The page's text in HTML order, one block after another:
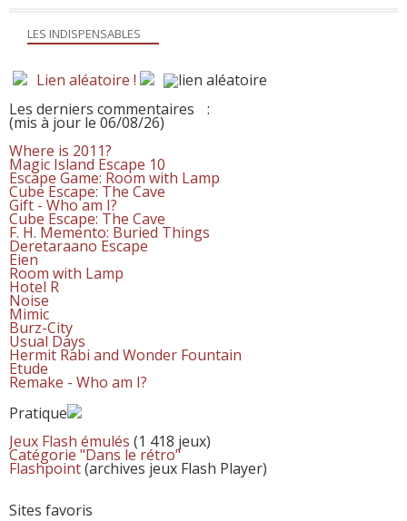
LES INDISPENSABLES
Lien aléatoire !
Les derniers commentaires
:
(mis à jour le 06/08/26)
Where is 2011?
Magic Island Escape 10
Escape Game: Room with Lamp
Cube Escape: The Cave
Gift - Who am I?
Cube Escape: The Cave
F. H. Memento: Buried Things
Deretaraano Escape
Eien
Room with Lamp
Hotel R
Noise
Mimic
Burz-City
Usual Days
Hermit Rabi and Wonder Fountain
Etude
Remake - Who am I?
Pratique
Jeux Flash émulés (1 418 jeux)
Catégorie "Dans le rétro"
Flashpoint(archives jeux Flash Player)
Sites favoris